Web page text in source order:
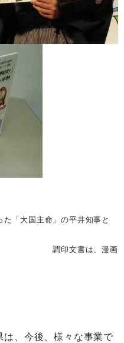
「大国主命」の平井知事と
は、漫画
は、今後、様々な事業で